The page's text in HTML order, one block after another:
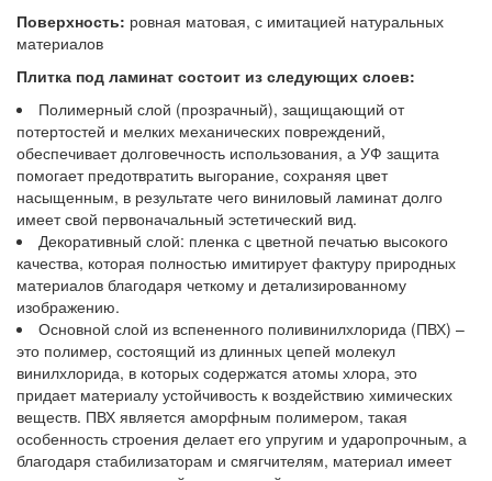
Поверхность: ровная матовая, с имитацией натуральных
материалов
Плитка под ламинат состоит из следующих слоев:
Полимерный слой (прозрачный), защищающий от
потертостей и мелких механических повреждений,
обеспечивает долговечность использования, а УФ защита
помогает предотвратить выгорание, сохраняя цвет
насыщенным, в результате чего виниловый ламинат долго
имеет свой первоначальный эстетический вид.
Декоративный слой: пленка с цветной печатью высокого
качества, которая полностью имитирует фактуру природных
материалов благодаря четкому и детализированному
изображению.
Основной слой из вспененного поливинилхлорида (ПВХ) –
это полимер, состоящий из длинных цепей молекул
винилхлорида, в которых содержатся атомы хлора, это
придает материалу устойчивость к воздействию химических
веществ. ПВХ является аморфным полимером, такая
особенность строения делает его упругим и ударопрочным, а
благодаря стабилизаторам и смягчителям, материал имеет